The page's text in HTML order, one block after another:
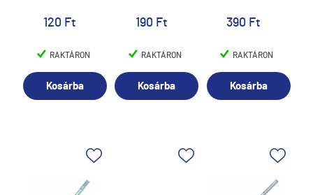
120 Ft
RAKTÁRON
Kosárba
190 Ft
RAKTÁRON
Kosárba
390 Ft
RAKTÁRON
Kosárba